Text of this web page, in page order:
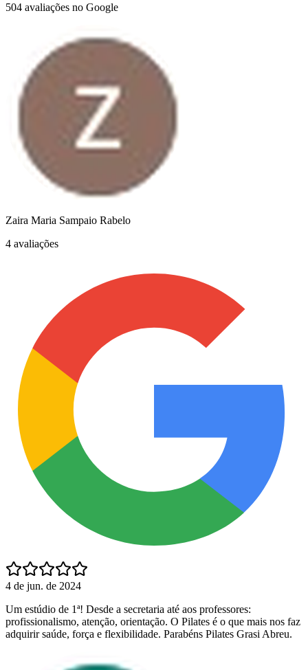
504 avaliações no Google
Zaira Maria Sampaio Rabelo
4 avaliações
4 de jun. de 2024
Um estúdio de 1ª! Desde a secretaria até aos professores:
profissionalismo, atenção, orientação. O Pilates é o que mais nos faz
adquirir saúde, força e flexibilidade. Parabéns Pilates Grasi Abreu.